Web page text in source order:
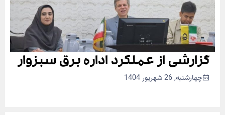
گزارشی از عملکرد اداره برق سبزوار
چهارشنبه, 26 شهریور 1404